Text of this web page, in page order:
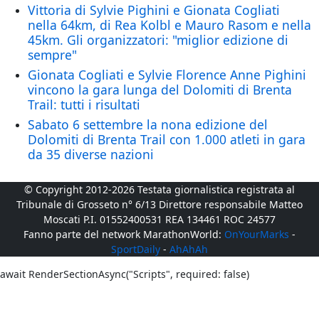
Vittoria di Sylvie Pighini e Gionata Cogliati
nella 64km, di Rea Kolbl e Mauro Rasom e nella
45km. Gli organizzatori: "miglior edizione di
sempre"
Gionata Cogliati e Sylvie Florence Anne Pighini
vincono la gara lunga del Dolomiti di Brenta
Trail: tutti i risultati
Sabato 6 settembre la nona edizione del
Dolomiti di Brenta Trail con 1.000 atleti in gara
da 35 diverse nazioni
© Copyright 2012-2026 Testata giornalistica registrata al
Tribunale di Grosseto n° 6/13 Direttore responsabile Matteo
Moscati P.I. 01552400531 REA 134461 ROC 24577
Fanno parte del network MarathonWorld: OnYourMarks -
SportDaily - AhAhAh
await RenderSectionAsync("Scripts", required: false)